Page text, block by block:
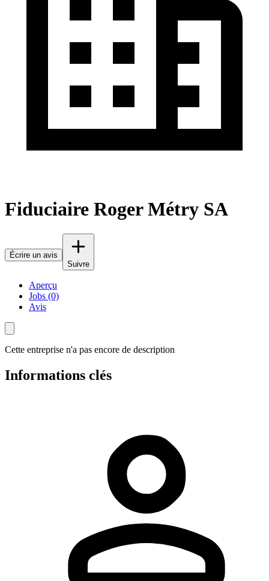
Fiduciaire Roger Métry SA
Écrire un avis
Suivre
Aperçu
Jobs (0)
Avis
Cette entreprise n'a pas encore de description
Informations clés